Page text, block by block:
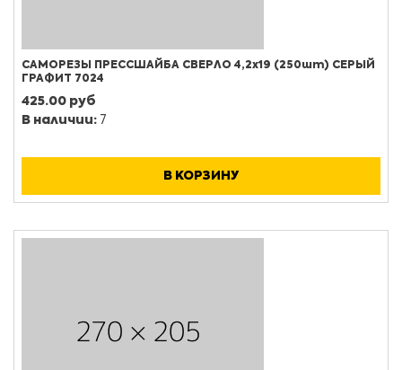
САМОРЕЗЫ ПРЕССШАЙБА СВЕРЛО 4,2х19 (250шт) СЕРЫЙ
ГРАФИТ 7024
425.00 руб
В наличии: 7
В КОРЗИНУ